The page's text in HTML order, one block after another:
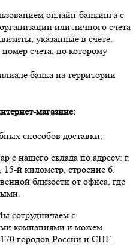
онлайн-банкинга с
или личного счета
указанные в счете.
счета, по которому
банка на территории
магазине:
способов доставки:
с нашего склада по адресу: г.
15-й километр, строение 6.
близости от офиса, где
сотрудничаем с
компаниями и можем
городов России и СНГ.